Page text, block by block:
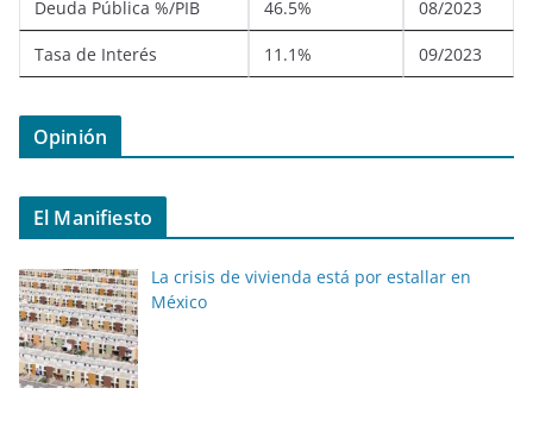
Deuda Pública %/PIB 46.5% 08/2023
Tasa de Interés 11.1% 09/2023
Opinión
El Manifiesto
La crisis de vivienda está por estallar en
México